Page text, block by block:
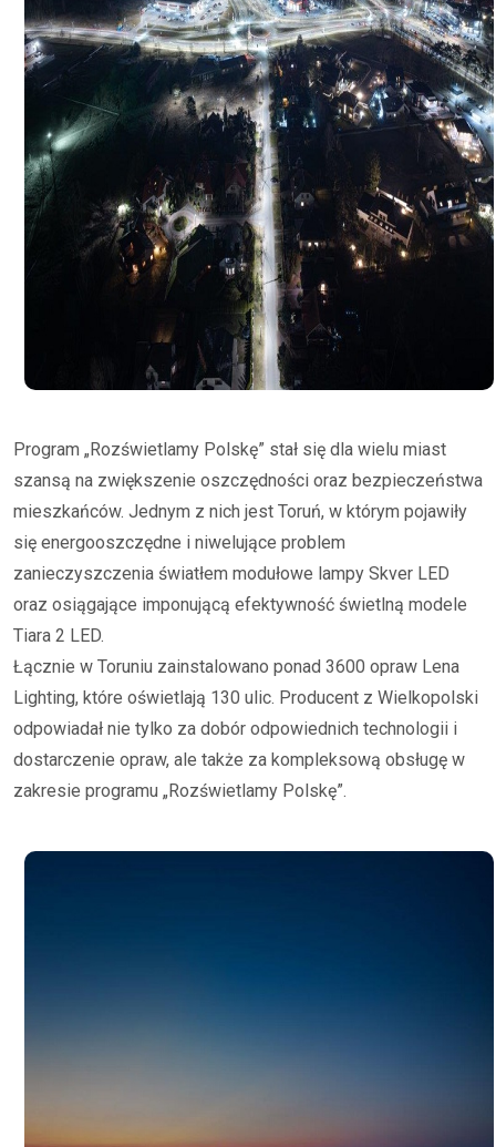
Program „Rozświetlamy Polskę” stał się dla wielu miast
szansą na zwiększenie oszczędności oraz bezpieczeństwa
mieszkańców. Jednym z nich jest Toruń, w którym pojawiły
się energooszczędne i niwelujące problem
zanieczyszczenia światłem modułowe lampy Skver LED
oraz osiągające imponującą efektywność świetlną modele
Tiara 2 LED.
Łącznie w Toruniu zainstalowano ponad 3600 opraw Lena
Lighting, które oświetlają 130 ulic. Producent z Wielkopolski
odpowiadał nie tylko za dobór odpowiednich technologii i
dostarczenie opraw, ale także za kompleksową obsługę w
zakresie programu „Rozświetlamy Polskę”.